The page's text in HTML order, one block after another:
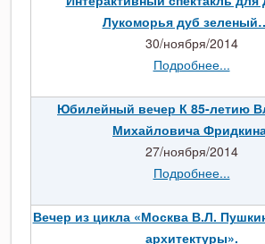
Лукоморья дуб
30/ноября/2014
Подробнее...
Юбилейный вечер К 85-летию
Михайловича
27/ноября/2014
Подробнее...
Вечер из цикла «Москва В.Л.
архитектуры».